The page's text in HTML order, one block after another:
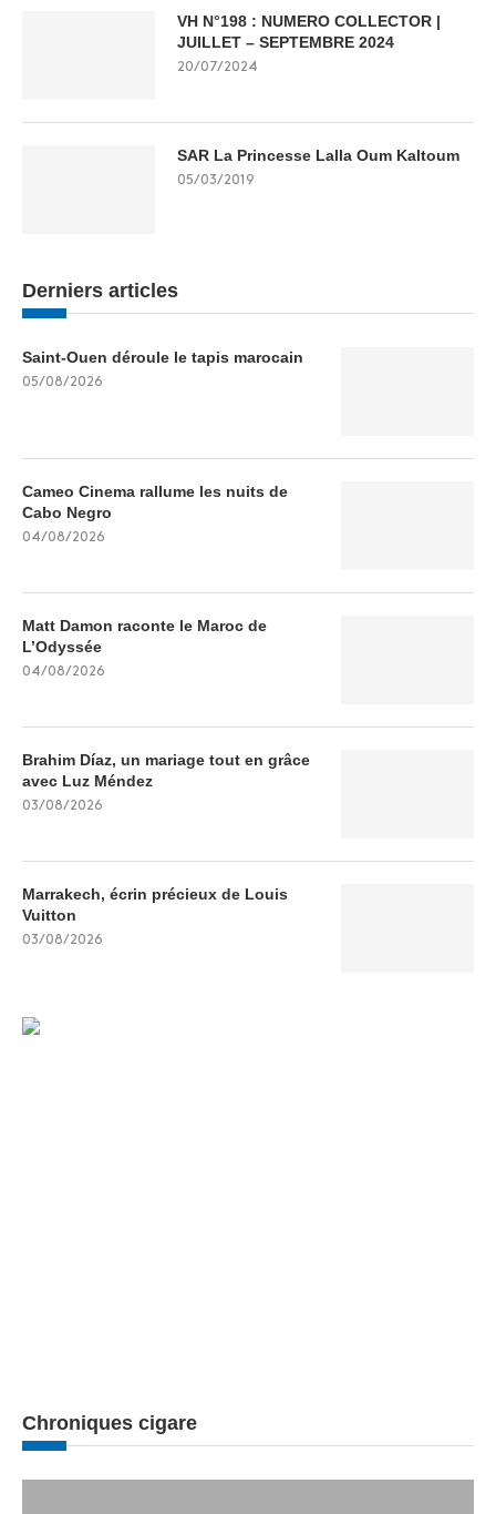
VH N°198 : NUMERO COLLECTOR |
JUILLET – SEPTEMBRE 2024
20/07/2024
SAR La Princesse Lalla Oum Kaltoum
05/03/2019
Derniers articles
Saint-Ouen déroule le tapis marocain
05/08/2026
Cameo Cinema rallume les nuits de
Cabo Negro
04/08/2026
Matt Damon raconte le Maroc de
L’Odyssée
04/08/2026
Brahim Díaz, un mariage tout en grâce
avec Luz Méndez
03/08/2026
Marrakech, écrin précieux de Louis
Vuitton
03/08/2026
Chroniques cigare